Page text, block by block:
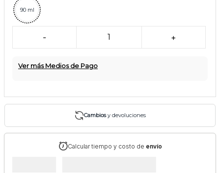
90 ml
- 1 +
Ver más Medios de Pago
Cambiosy devoluciones
Calcular tiempo y costo de envío